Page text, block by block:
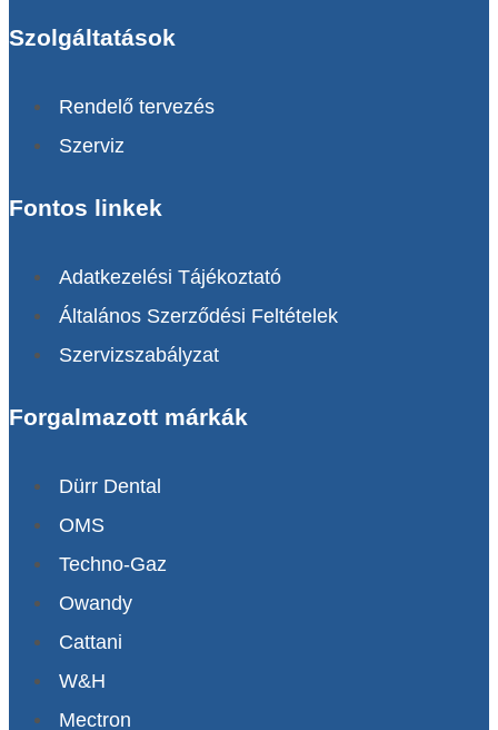
Szolgáltatások
Rendelő tervezés
Szerviz
Fontos linkek
Adatkezelési Tájékoztató
Általános Szerződési Feltételek
Szervizszabályzat
Forgalmazott márkák
Dürr Dental
OMS
Techno-Gaz
Owandy
Cattani
W&H
Mectron